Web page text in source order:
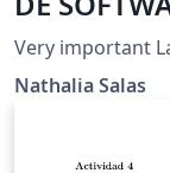
DATOS
Very important
Nathalia Salas